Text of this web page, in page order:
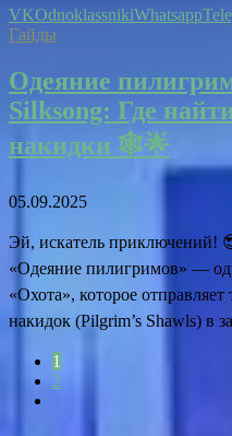
VKOdnoklassnikiWhatsapp
Гайды
Одеяние
Silksong: Где
накидки 🕸️🌟
05.09.2025
Эй, искатель приключений!
«Одеяние пилигримов» —
«Охота», которое
накидок (Pilgrim’s Shawls) в
1
2